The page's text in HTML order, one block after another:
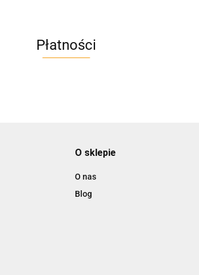
AC EasyLine
AIRTAC
Płatności
O sklepie
O nas
Blog